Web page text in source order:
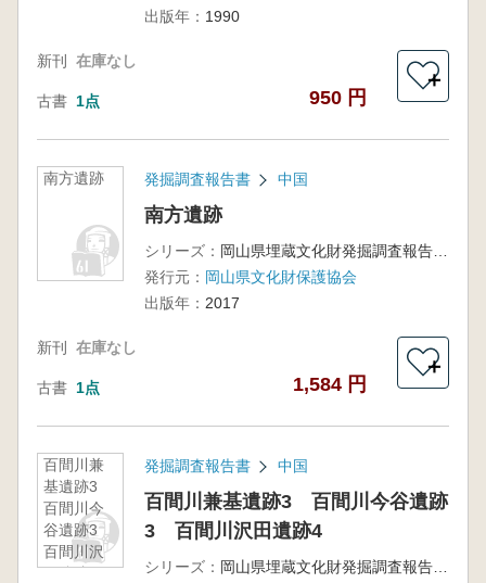
出版年： 1990
新刊 在庫なし
古書 1点 950 円
＋
南方遺跡 発掘調査報告書 中国
南方遺跡
シリーズ：
岡山県埋蔵文化財発掘調査報告40
発行元： 岡山県文化財保護協会
出版年： 2017
新刊 在庫なし
古書 1点 1,584 円
＋
百間川兼
基遺跡3
百間川今
谷遺跡3
百間川沢
田遺跡4
発掘調査報告書 中国
百間川兼基遺跡3 百間川今谷遺跡
3 百間川沢田遺跡4
シリーズ：
岡山県埋蔵文化財発掘調査報告第119集